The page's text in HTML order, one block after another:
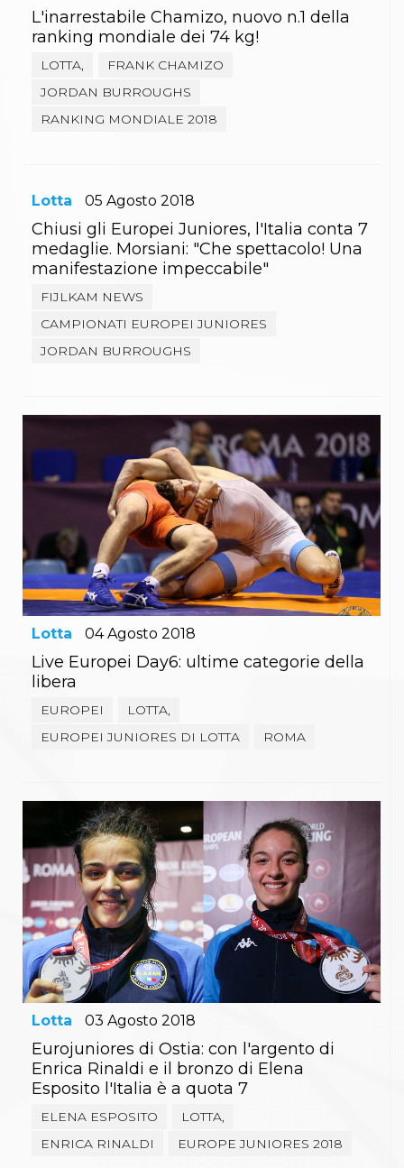
L'inarrestabile Chamizo, nuovo n.1 della
ranking mondiale dei 74 kg!
LOTTA,
FRANK CHAMIZO
JORDAN BURROUGHS
RANKING MONDIALE 2018
Lotta 05 Agosto 2018
Chiusi gli Europei Juniores, l'Italia conta 7
medaglie. Morsiani: "Che spettacolo! Una
manifestazione impeccabile"
FIJLKAM NEWS
CAMPIONATI EUROPEI JUNIORES
JORDAN BURROUGHS
Lotta 04Agosto 2018
Live Europei Day6: ultime categorie della
libera
EUROPEI
LOTTA,
EUROPEI JUNIORES DI LOTTA
ROMA
Lotta 03 Agosto 2018
Eurojuniores di Ostia: con l'argento di
Enrica Rinaldi e il bronzo di Elena
Esposito l'Italia è a quota 7
ELENA ESPOSITO
LOTTA,
ENRICA RINALDI
EUROPE JUNIORES 2018